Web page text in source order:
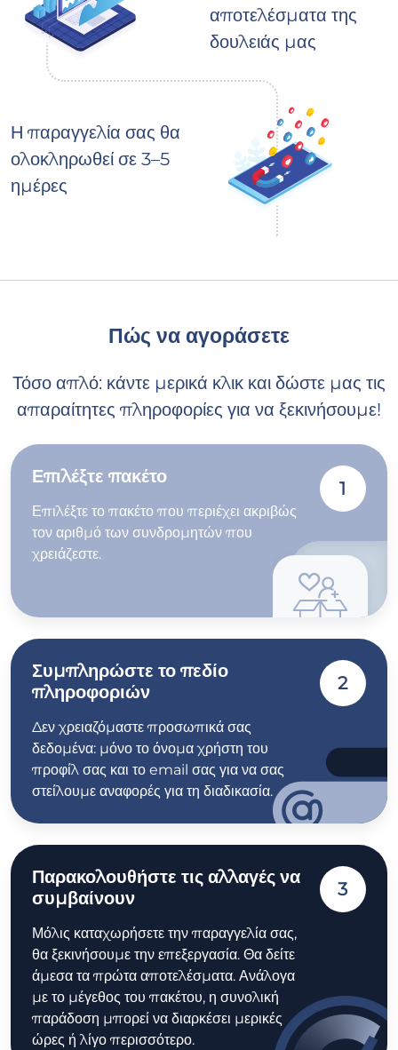
αποτελέσματα της
δουλειάς μας
Η παραγγελία σας θα
ολοκληρωθεί σε 3–5
ημέρες
Πώς να αγοράσετε
Τόσο απλό: κάντε μερικά κλικ και δώστε μας τις
απαραίτητες πληροφορίες για να ξεκινήσουμε!
Επιλέξτε πακέτο
Επιλέξτε το πακέτο που περιέχει ακριβώς
τον αριθμό των συνδρομητών που
χρειάζεστε.
1
Συμπληρώστε το πεδίο
πληροφοριών
Δεν χρειαζόμαστε προσωπικά σας
δεδομένα: μόνο το όνομα χρήστη του
προφίλ σας και το email σας για να σας
στείλουμε αναφορές για τη διαδικασία.
2
Παρακολουθήστε τις αλλαγές να
συμβαίνουν
Μόλις καταχωρήσετε την παραγγελία σας,
θα ξεκινήσουμε την επεξεργασία. Θα δείτε
άμεσα τα πρώτα αποτελέσματα. Ανάλογα
με το μέγεθος του πακέτου, η συνολική
παράδοση μπορεί να διαρκέσει μερικές
ώρες ή λίγο περισσότερο.
3